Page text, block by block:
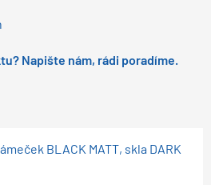
Napište nám, rádi poradíme.
BLACK MATT, skla DARK